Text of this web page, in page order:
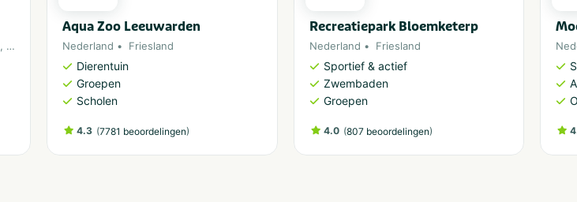
, Noordzee
Aqua Zoo Leeuwarden
Nederland Friesland
Dierentuin
Groepen
Scholen
4.3 (7781 beoordelingen)
Recreatiepark Bloemketerp
Nederland Friesland
Sportief & actief
Zwembaden
Groepen
4.0 (807 beoordelingen)